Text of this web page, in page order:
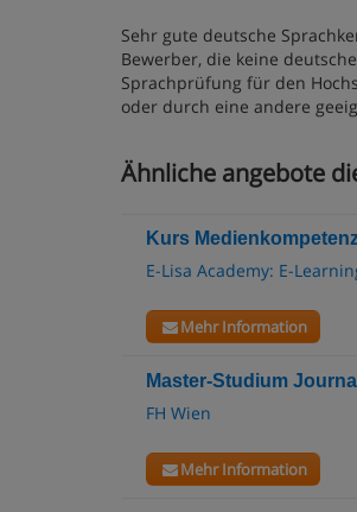
Sehr gute deutsche
Bewerber, die keine
Sprachprüfung für den
oder durch eine andere
Ähnliche angebote
Kurs
E-Lisa Academy: E-
Mehr Information
Master-Studium
FH Wien
Mehr Information